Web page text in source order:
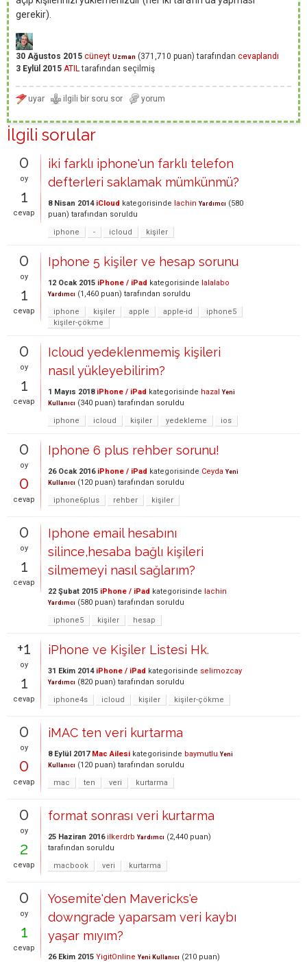
gerekir).
30 Ağustos 2015 cüneyt Uzman (371,710 puan) tarafından cevaplandı
3 Eylül 2015 ATILtarafından seçilmiş
İlgili sorular
0
oy
1
cevap
iki farklı iphone'un farklı telefon
defterleri saklamak mümkünmü?
8 Nisan 2014 iCloud kategorisinde lachin Yardımcı (580
puan) tarafından soruldu
iphone
- icloud kişiler
0
oy
1
cevap
Iphone 5 kişiler ve hesap sorunu
12 Ocak 2015 iPhone / iPad kategorisinde lalalabo
Yardımcı (1,460 puan) tarafından soruldu
iphone
kişiler apple apple-id
iphone5
kişiler-çökme
0
oy
1
cevap
Icloud yedeklenmemiş kişileri
nasıl yükleyebilirim?
1 Mayıs 2018 iPhone / iPad kategorisinde hazal Yeni
Kullanıcı (340 puan) tarafından soruldu
iphone
icloud kişiler yedekleme ios
0
oy
0
cevap
Iphone 6 plus rehber sorunu!
26 Ocak 2016 iPhone / iPad kategorisinde Ceyda Yeni
Kullanıcı (120 puan) tarafından soruldu
iphone6plus
rehber kişiler
0
oy
1
cevap
Iphone email hesabını
silince,hesaba bağlı kişileri
silmemeyi nasıl sağlarım?
22 Şubat 2015 iPhone / iPad kategorisinde lachin
Yardımcı (580 puan) tarafından soruldu
iphone5
kişiler hesap
+1
oy
1
cevap
iPhone ve Kişiler Listesi Hk.
31 Ekim 2014 iPhone / iPad kategorisinde selimozcay
Yardımcı (820 puan) tarafından soruldu
iphone4s
icloud kişiler kişiler-çökme
0
oy
0
cevap
iMAC ten veri kurtarma
8 Eylül 2017 Mac Ailesi kategorisinde baymutlu Yeni
Kullanıcı (120 puan) tarafından soruldu
mac
ten veri kurtarma
0
oy
2
cevap
format sonrası veri kurtarma
25 Haziran 2016 ilkerdrb Yardımcı (2,440 puan)
tarafından soruldu
macbook
veri kurtarma
0
oy
1
cevap
Yosemite'den Mavericks'e
downgrade yaparsam veri kaybı
yaşar mıyım?
26 Ekim 2015 YigitOnline Yeni Kullanıcı (210 puan)